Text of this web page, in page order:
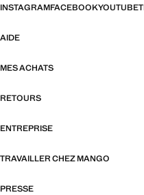
INSTAGRAMFACEBOOKYOUTUBE
AIDE
MES ACHATS
RETOURS
ENTREPRISE
TRAVAILLER CHEZ MANGO
PRESSE